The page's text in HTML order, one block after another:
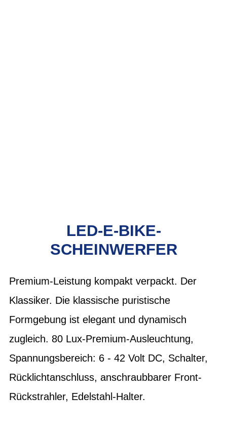
LED-E-BIKE-
SCHEINWERFER
Premium-Leistung kompakt verpackt. Der
Klassiker. Die klassische puristische
Formgebung ist elegant und dynamisch
zugleich. 80 Lux-Premium-Ausleuchtung,
Spannungsbereich: 6 - 42 Volt DC, Schalter,
Rücklichtanschluss, anschraubbarer Front-
Rückstrahler, Edelstahl-Halter.